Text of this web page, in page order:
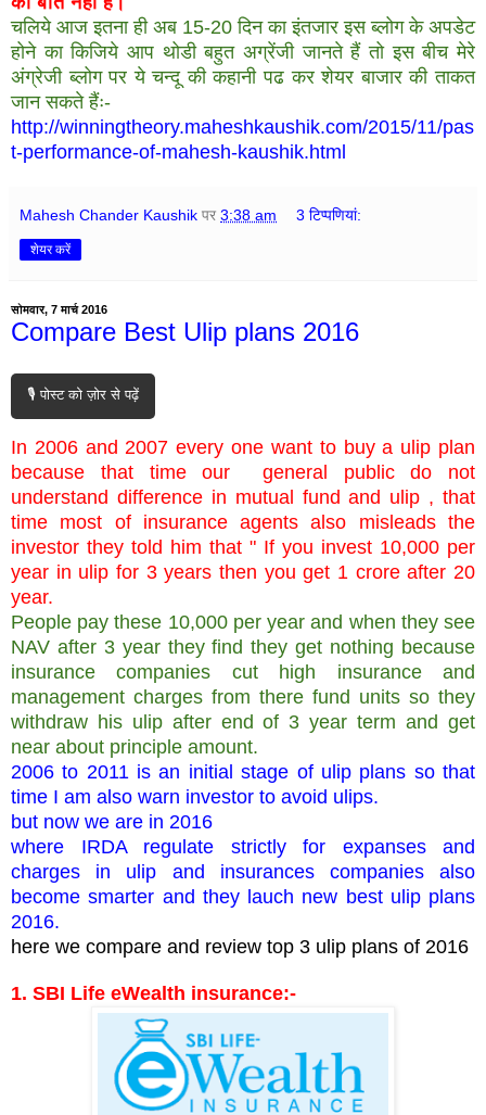
चलिये आज इतना ही अब 15-20 दिन का इंतजार इस ब्लोग के अपडेट
होने का किजिये आप थोडी बहुत अग्रेंजी जानते हैं तो इस बीच मेरे
अंग्रेजी ब्लोग पर ये चन्दू की कहानी पढ कर शेयर बाजार की ताकत
जान सकते हैंः-
http://winningtheory.maheshkaushik.com/2015/11/pas
t-performance-of-mahesh-kaushik.html
Mahesh Chander Kaushik पर 3:38 am 3 टिप्‍पणियां:
शेयर करें
सोमवार, 7 मार्च 2016
Compare Best Ulip plans 2016
🎙️ पोस्ट को ज़ोर से पढ़ें
In 2006 and 2007 every one want to buy a ulip plan
because that time our general public do not
understand difference in mutual fund and ulip , that
time most of insurance agents also misleads the
investor they told him that " If you invest 10,000 per
year in ulip for 3 years then you get 1 crore after 20
year.
People pay these 10,000 per year and when they see
NAV after 3 year they find they get nothing because
insurance companies cut high insurance and
management charges from there fund units so they
withdraw his ulip after end of 3 year term and get
near about principle amount.
2006 to 2011 is an initial stage of ulip plans so that
time I am also warn investor to avoid ulips.
but now we are in 2016
where IRDA regulate strictly for expanses and
charges in ulip and insurances companies also
become smarter and they lauch new best ulip plans
2016.
here we compare and review top 3 ulip plans of 2016
1. SBI Life eWealth insurance:-